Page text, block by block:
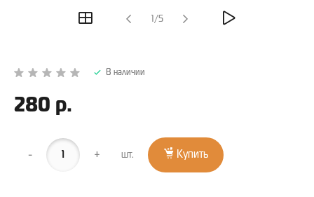
1/5
В наличии
280 р.
- + шт. Купить